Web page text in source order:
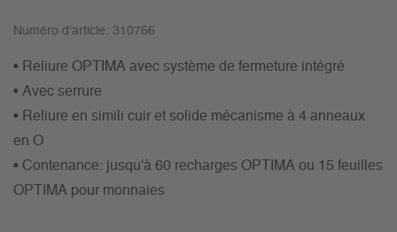
Numéro d'article: 310766
• Reliure OPTIMA avec système de fermeture intégré
• Avec serrure
• Reliure en simili cuir et solide mécanisme à 4 anneaux
en O
• Contenance: jusqu'à 60 recharges OPTIMA ou 15 feuilles
OPTIMA pour monnaies